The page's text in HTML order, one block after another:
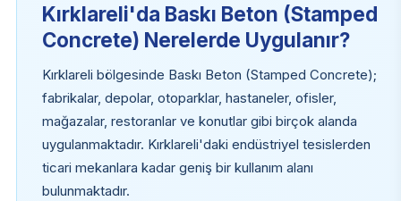
Kırklareli'da Baskı Beton (Stamped
Concrete) Nerelerde Uygulanır?
Kırklareli bölgesinde Baskı Beton (Stamped Concrete);
fabrikalar, depolar, otoparklar, hastaneler, ofisler,
mağazalar, restoranlar ve konutlar gibi birçok alanda
uygulanmaktadır. Kırklareli'daki endüstriyel tesislerden
ticari mekanlara kadar geniş bir kullanım alanı
bulunmaktadır.